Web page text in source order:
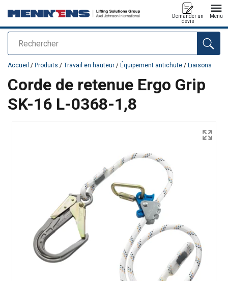
Rechercher
Demander un
devis
Menu
Ajouté au panier
Accueil / Produits / Travail en hauteur / Équipement antichute / Liaisons
Corde de retenue Ergo Grip
SK-16 L-0368-1,8